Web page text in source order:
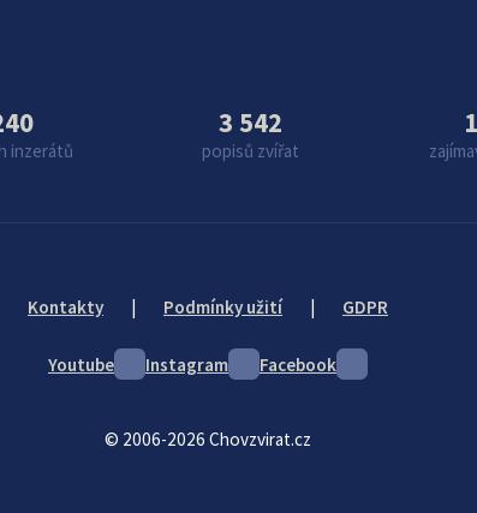
inzerátů
3 542
popisů zvířat
© 2006-2026 Chovzvirat.cz
Youtube Instagram Facebook
Kontakty Podmínky užití GDPR